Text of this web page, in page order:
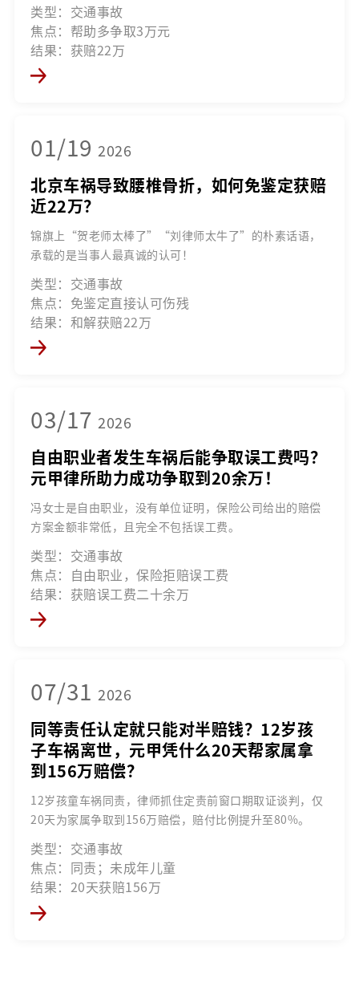
类型：交通事故
焦点：帮助多争取3万元
结果：获赔22万
01/19 2026
北京车祸导致腰椎骨折，如何免鉴定获赔
近22万？
锦旗上“贺老师太棒了”“刘律师太牛了”的朴素话语，
承载的是当事人最真诚的认可！
类型：交通事故
焦点：免鉴定直接认可伤残
结果：和解获赔22万
03/17 2026
自由职业者发生车祸后能争取误工费吗？
元甲律所助力成功争取到20余万！
冯女士是自由职业，没有单位证明，保险公司给出的赔偿
方案金额非常低，且完全不包括误工费。
类型：交通事故
焦点：自由职业，保险拒赔误工费
结果：获赔误工费二十余万
07/31 2026
同等责任认定就只能对半赔钱？12岁孩
子车祸离世，元甲凭什么20天帮家属拿
到156万赔偿？
12岁孩童车祸同责，律师抓住定责前窗口期取证谈判，仅
20天为家属争取到156万赔偿，赔付比例提升至80%。
类型：交通事故
焦点：同责；未成年儿童
结果：20天获赔156万